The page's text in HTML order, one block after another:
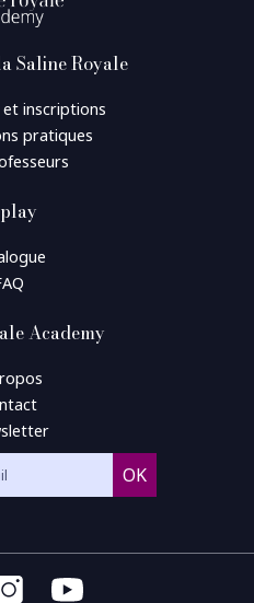
Saline Royale
inscriptions
pratiques
Academy